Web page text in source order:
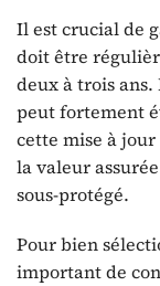
Il est crucial de
doit être
deux à trois
peut fortement
cette mise à
la valeur
sous-protégé.
Pour bien
important de